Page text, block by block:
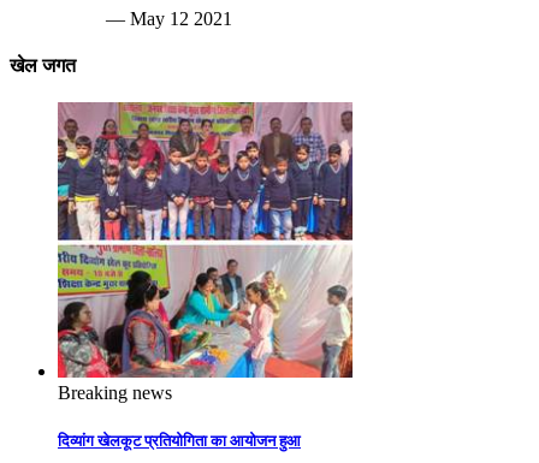
— May 12 2021
खेल जगत
Breaking news
दिव्यांग खेलकूट प्रतियोगिता का आयोजन हुआ